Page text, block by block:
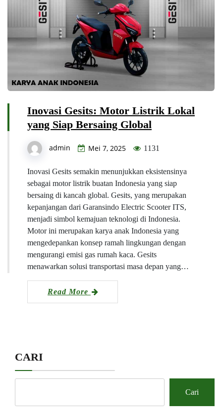
Inovasi Gesits: Motor Listrik Lokal
yang Siap Bersaing Global
admin Mei 7, 2025 1131
Inovasi Gesits semakin menunjukkan eksistensinya
sebagai motor listrik buatan Indonesia yang siap
bersaing di kancah global. Gesits, yang merupakan
kepanjangan dari Garansindo Electric Scooter ITS,
menjadi simbol kemajuan teknologi di Indonesia.
Motor ini merupakan karya anak Indonesia yang
mengedepankan konsep ramah lingkungan dengan
mengurangi emisi gas rumah kaca. Gesits
menawarkan solusi transportasi masa depan yang…
Read More
CARI
Cari